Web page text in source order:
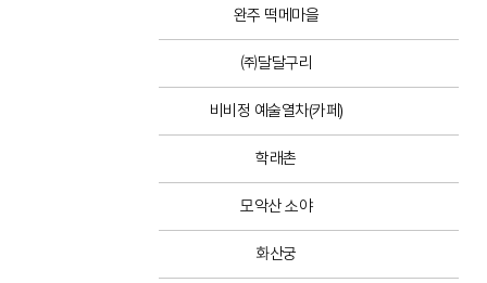
완주 떡메마을
㈜달달구리
비비정 예술열차(카페)
학래촌
모악산 소야
화산궁